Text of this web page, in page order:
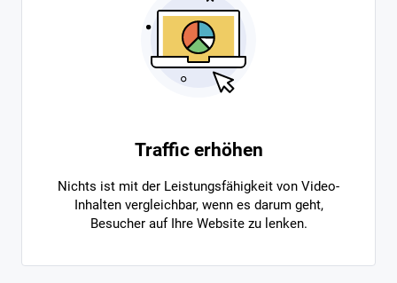
Traffic erhöhen
Nichts ist mit der Leistungsfähigkeit von Video-
Inhalten vergleichbar, wenn es darum geht,
Besucher auf Ihre Website zu lenken.